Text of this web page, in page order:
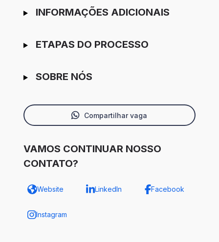
INFORMAÇÕES ADICIONAIS
ETAPAS DO PROCESSO
SOBRE NÓS
Compartilhar vaga
VAMOS CONTINUAR NOSSO
CONTATO?
Website LinkedIn Facebook
Instagram